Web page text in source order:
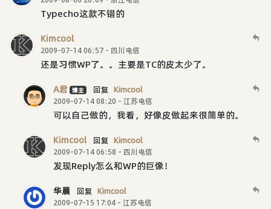
Typecho这款不错的
Kimcool
2009-07-14 06:57 - 四川电信
还是习惯WP了。。主要是TC的皮太少了。
A君 博主 回复 Kimcool
2009-07-14 08:20 - 江苏电信
可以自己做的，我看，好像皮做起来很简单的。
Kimcool 回复 Kimcool
2009-07-14 06:58 - 四川电信
发现Reply怎么和WP的巨像！
华晨 回复 Kimcool
2009-07-15 17:04 - 江苏电信